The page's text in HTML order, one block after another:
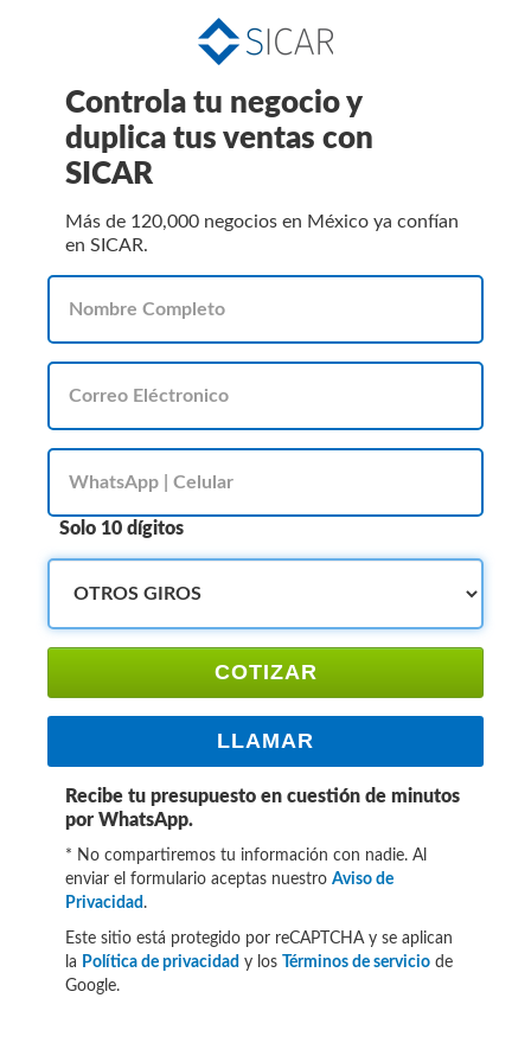
Controla tu negocio y
duplica tus ventas con
SICAR
Más de 120,000 negocios en México ya confían
en SICAR.
Solo 10 dígitos
COTIZAR
LLAMAR
Recibe tu presupuesto en cuestión de minutos
por WhatsApp.
* No compartiremos tu información con nadie. Al
enviar el formulario aceptas nuestro Aviso de
Privacidad .
Este sitio está protegido por reCAPTCHA y se aplican
la Política de privacidad y los Términos de servicio de
Google.